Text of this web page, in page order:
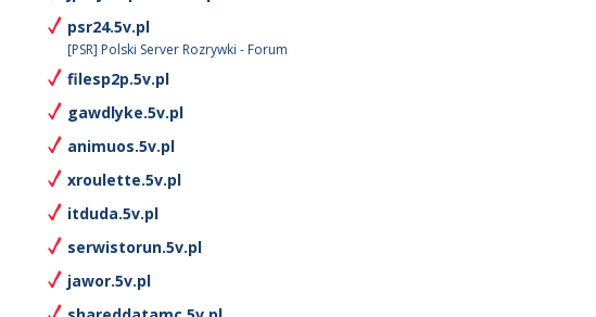
psr24.5v.pl
[PSR] Polski Server Rozrywki - Forum
filesp2p.5v.pl
gawdlyke.5v.pl
animuos.5v.pl
xroulette.5v.pl
itduda.5v.pl
serwistorun.5v.pl
jawor.5v.pl